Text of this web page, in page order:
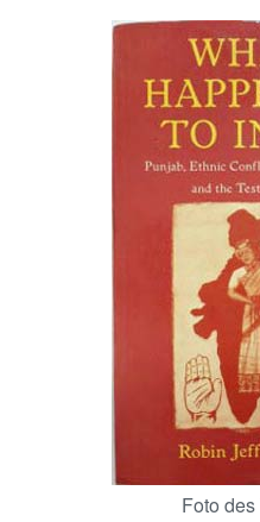
Kunst & Sammlerstücke
Foto